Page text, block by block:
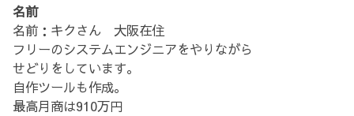
名前
名前：キクさん 大阪在住
フリーのシステムエンジニアをやりながら
せどりをしています。
自作ツールも作成。
最高月商は910万円